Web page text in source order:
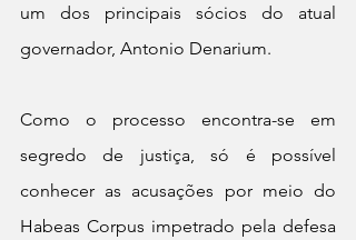
um dos principais sócios do atual
governador, Antonio Denarium.
Como o processo encontra-se em
segredo de justiça, só é possível
conhecer as acusações por meio do
Habeas Corpus impetrado pela defesa